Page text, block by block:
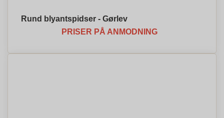
Rund blyantspidser - Gørlev
PRISER PÅ ANMODNING